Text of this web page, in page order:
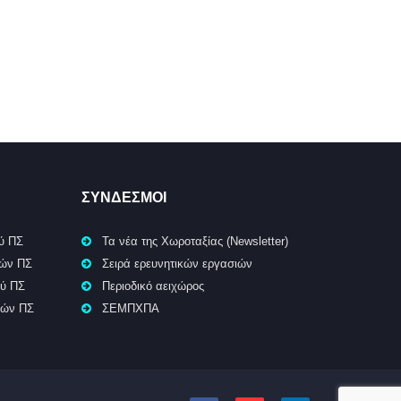
ΠΣ
ΠΣ
ΠΣ
ΠΣ
ΣΥΝΔΕΣΜΟΙ
Τα νέα της Χωροταξίας (Newsletter)
Σειρά ερευνητικών εργασιών
Περιοδικό αειχώρος
ΣΕΜΠΧΠΑ